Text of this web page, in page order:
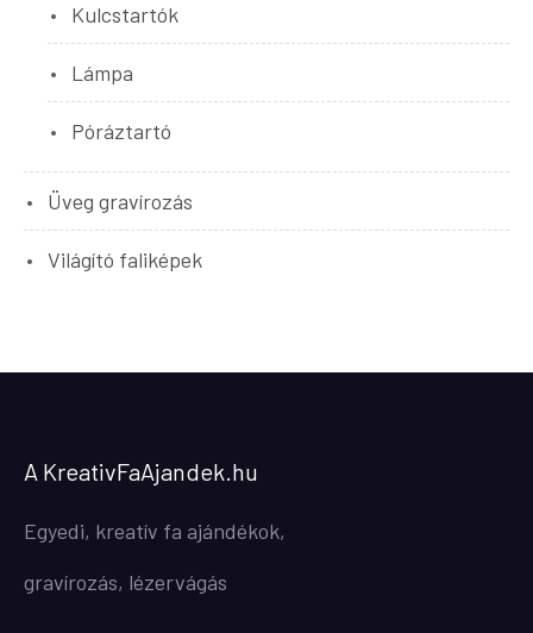
Kulcstartók
Lámpa
Póráztartó
Üveg gravírozás
Világító faliképek
A KreativFaAjandek.hu
Egyedi, kreatív fa ajándékok,
gravírozás, lézervágás